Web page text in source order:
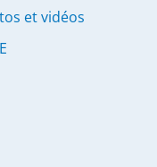
et vidéos